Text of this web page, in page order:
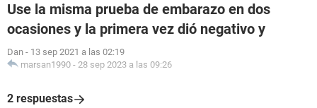
Use la misma prueba de embarazo en dos
ocasiones y la primera vez dió negativo y
Dan - 13 sep 2021 a las 02:19
marsan1990 - 28 sep 2023 a las 09:26
2 respuestas